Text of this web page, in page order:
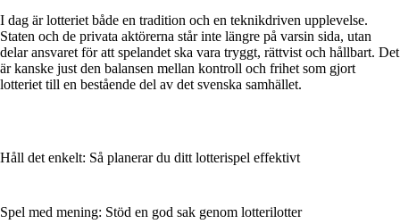
I dag är lotteriet både en tradition och en teknikdriven upplevelse.
Staten och de privata aktörerna står inte längre på varsin sida, utan
delar ansvaret för att spelandet ska vara tryggt, rättvist och hållbart. Det
är kanske just den balansen mellan kontroll och frihet som gjort
lotteriet till en bestående del av det svenska samhället.
Håll det enkelt: Så planerar du ditt lotterispel effektivt
Spel med mening: Stöd en god sak genom lotterilotter